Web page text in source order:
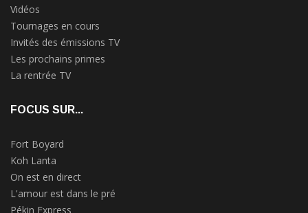
Vidéos
Tournages en cours
Invités des émissions TV
Les prochains primes
La rentrée TV
FOCUS SUR...
Fort Boyard
Koh Lanta
On est en direct
L'amour est dans le pré
Pékin Express